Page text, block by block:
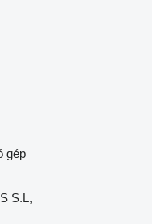
gép
S.L,